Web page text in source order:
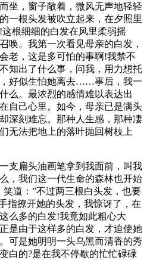
坐，窗子敞着，微风无声地轻轻
一根头发被吹立起来，在夕照里
根细细的白发在风里柔弱摇
唤。我第一次看见母亲的白发，
老，这是多可怕的事啊!我禁不
知出了什么事，问我，用力想托
好似生怕她离去……事后，我一
么。最浓烈的感情难以表达出
自己心里。如今，母亲已是满头
深刻难忘。那种人生感，那种凄
无法把地上的落叶抛回树枝上
支扁头油画笔拿到我面前，叫我
，我们这一代生命的森林也开始
道：”不过两三根白头发，也要
指撩开她的头发，我惊讶了，在
么多的白发!我竟如此粗心大
是由于这样多的白发，才迫使她
可是她明明一头乌黑而清香的秀
白的?是在我不停歇的忙忙碌碌